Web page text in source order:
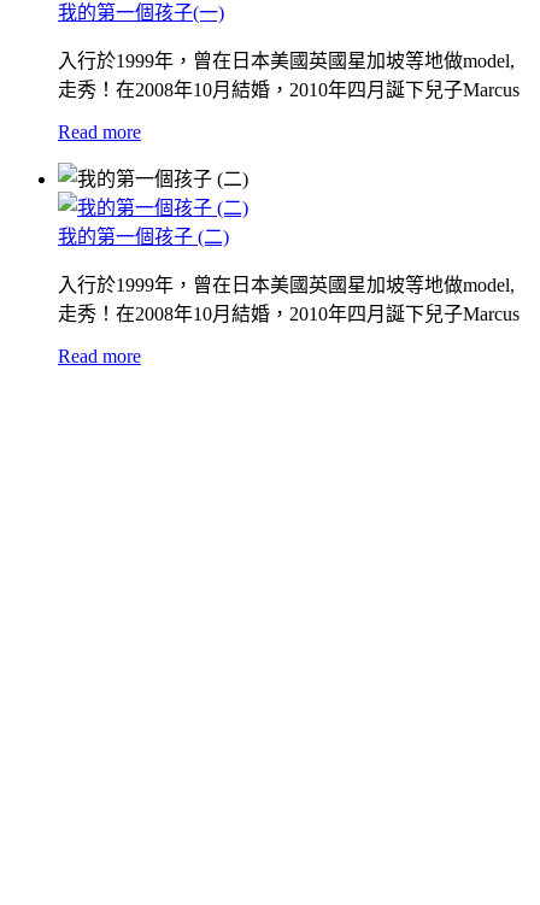
我的第一個孩子(一)
入行於1999年，曾在日本美國英國星加坡等地做model,
走秀！在2008年10月結婚，2010年四月誕下兒子Marcus
Read more
我的第一個孩子 (二)
入行於1999年，曾在日本美國英國星加坡等地做model,
走秀！在2008年10月結婚，2010年四月誕下兒子Marcus
Read more